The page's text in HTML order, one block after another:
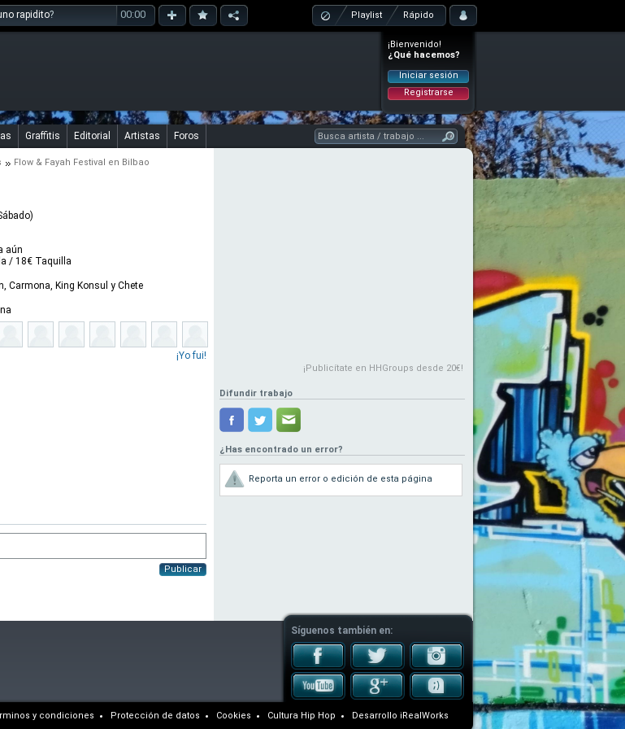
rapidito? 00:00 Playlist Rápido
¡Bienvenido!
¿Qué hacemos?
Iniciar sesión
Registrarse
Graffitis Editorial Artistas Foros
Flow & Fayah Festival en Bilbao
aún
/ 18€ Taquilla
Carmona, King Konsul y Chete
¡Yo fui!
Publicar
¡Publicítate en HHGroups desde 20€!
Difundir trabajo
¿Has encontrado un error?
Reporta un error o edición de esta página
Síguenos también en:
y condiciones Protección de datos Cookies Cultura Hip Hop Desarrollo iRealWorks